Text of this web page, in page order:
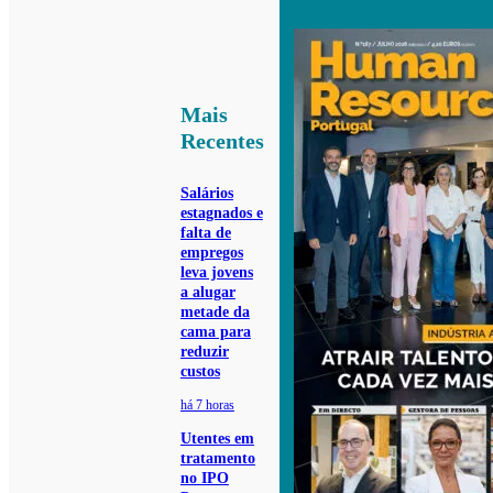
Mais
Recentes
Salários
estagnados e
falta de
empregos
leva jovens
a alugar
metade da
cama para
reduzir
custos
há 7 horas
Utentes em
tratamento
no IPO